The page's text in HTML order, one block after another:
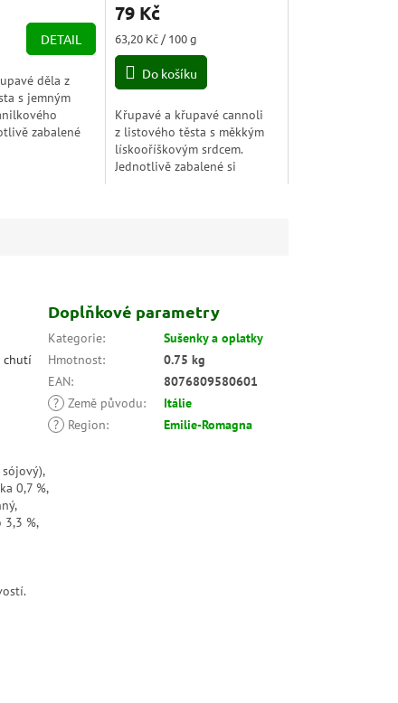
DETAIL
děla z
s jemným
zabalené
79 Kč
Měrná
cena:
63,20 Kč / 100 g
Do košíku
Křupavé a křupavé cannoli
z listového těsta s měkkým
lískooříškovým srdcem.
Jednotlivě zabalené si
chutí
0,7 %,
%,
Doplňkové parametry
Kategorie:
Sušenky a oplatky
Hmotnost:
0.75 kg
EAN:
8076809580601
? Země původu:
Itálie
?
Region: Emilie-Romagna